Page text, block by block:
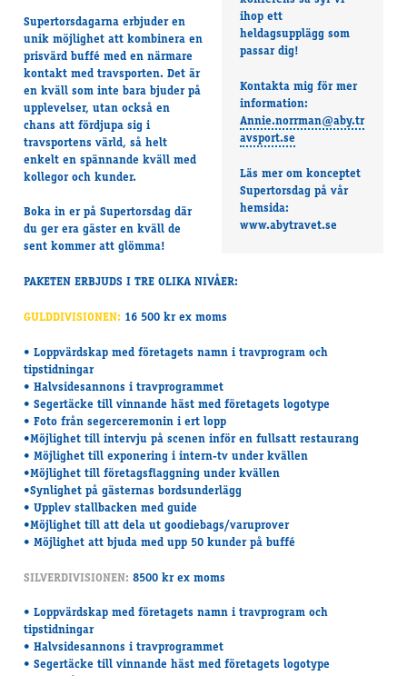
ihop ett
heldagsupplägg som
passar dig!
Kontakta mig för mer
information:
Annie.norrman@aby.tr
avsport.se
Läs mer om konceptet
Supertorsdag på vår
hemsida:
www.abytravet.se
Supertorsdagarna erbjuder en
unik möjlighet att kombinera en
prisvärd buffé med en närmare
kontakt med travsporten. Det är
en kväll som inte bara bjuder på
upplevelser, utan också en
chans att fördjupa sig i
travsportens värld, så helt
enkelt en spännande kväll med
kollegor och kunder.
Boka in er på Supertorsdag där
du ger era gäster en kväll de
sent kommer att glömma!
PAKETEN ERBJUDS I TRE OLIKA NIVÅER:
GULDDIVISIONEN: 16 500 kr ex moms
• Loppvärdskap med företagets namn i travprogram och
tipstidningar
• Halvsidesannons i travprogrammet
• Segertäcke till vinnande häst med företagets logotype
• Foto från segerceremonin i ert lopp
•Möjlighet till intervju på scenen inför en fullsatt restaurang
• Möjlighet till exponering i intern-tv under kvällen
•Möjlighet till företagsflaggning under kvällen
•Synlighet på gästernas bordsunderlägg
• Upplev stallbacken med guide
•Möjlighet till att dela ut goodiebags/varuprover
• Möjlighet att bjuda med upp 50 kunder på buffé
SILVERDIVISIONEN: 8500 kr ex moms
• Loppvärdskap med företagets namn i travprogram och
tipstidningar
• Halvsidesannons i travprogrammet
• Segertäcke till vinnande häst med företagets logotype